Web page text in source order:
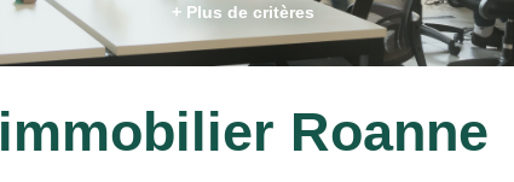
+ Plus de critères
immobilier Roanne